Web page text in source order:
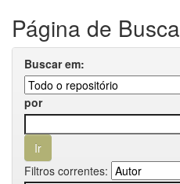
Página de Busca
Buscar em:
por
Filtros correntes: